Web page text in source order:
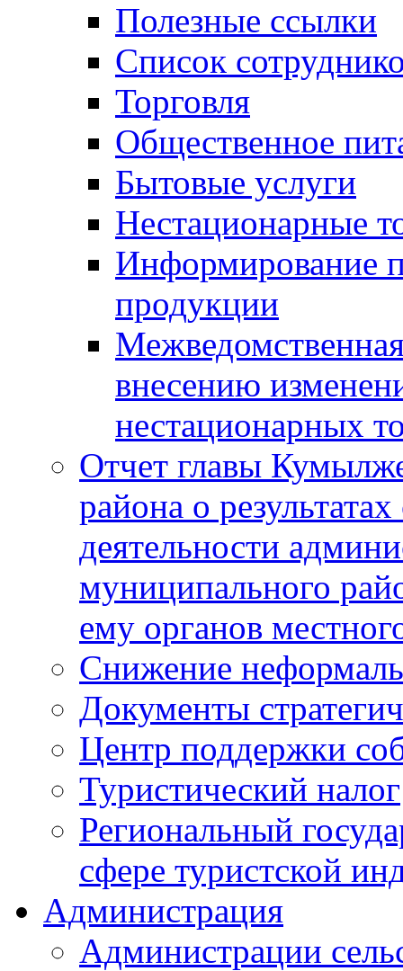
Полезные ссылки
Список
Торговля
Общественное
Бытовые услуги
Нестационарные
Информирование
продукции
внесению
нестационарных
Отчет главы
района о
деятельности
муниципального
ему органов
Снижение
Документы
Центр поддержки
Туристический налог
Региональный
сфере туристской
Администрация
Администрации